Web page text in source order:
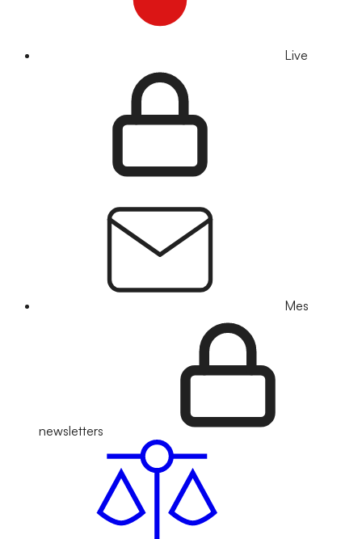
Live
Mes
newsletters